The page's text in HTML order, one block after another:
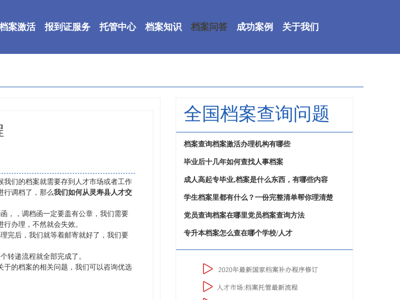
案激活 报到证服务 托管中心 档案知识 档案问答 成功案例 关于我们
们的档案就需要存到人才市场或者工作
行调档了，那么我们如何从灵寿县人才交
，调档函一定要盖有公章，我们需要
办理，不然就会失效。
后，我们就等着邮寄就好了，我们要
递流程就全部完成了。
的档案的相关问题，我们可以咨询优选
全国档案查询问题
档案查询档案激活办理机构有哪些
毕业后十几年如何查找人事档案
成人高起专毕业,档案是什么东西，有哪些内容
学生档案里都有什么？一份完整清单帮你理清楚
党员查询档案在哪里党员档案查询方法
专升本档案怎么查在哪个学校/人才